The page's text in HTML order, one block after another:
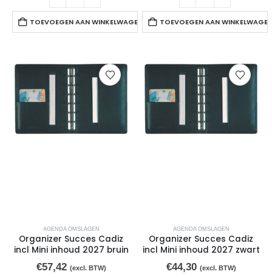
TOEVOEGEN AAN WINKELWAGEN TOEVOEGEN AAN
AGENDA OMSLAGEN
Organizer Succes Cadiz
incl Mini inhoud 2027 bruin
€57,42 (excl. BTW)
AGENDA OMSLAGEN
Organizer Succes Cadiz
incl Mini inhoud 2027 zwart
€44,30 (excl. BTW)